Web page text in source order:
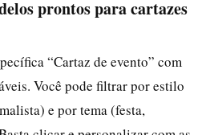
prontos para cartazes
“Cartaz de evento” com
Você pode filtrar por estilo
e por tema (festa,